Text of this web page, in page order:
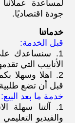
لمساعدة
جودة اقتصاديًا.
خدماتنا
قبل الخدمة:
1. سنساعدك
الأنابيب التي
2. اهلا وسهلا
قبل أن تضع
خدمة ما بعد البيع:
1. آلتنا سهلة
والفيديو